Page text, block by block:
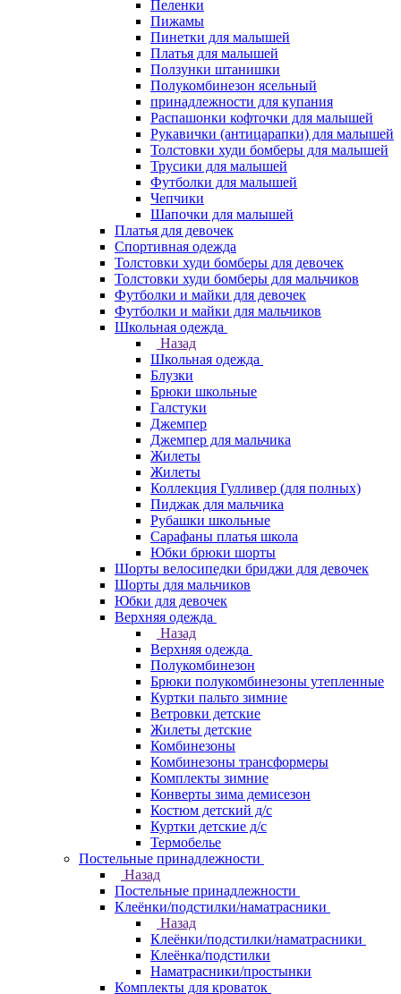
Пеленки
Пижамы
Пинетки для малышей
Платья для малышей
Ползунки штанишки
Полукомбинезон ясельный
принадлежности для купания
Распашонки кофточки для малышей
Рукавички (антицарапки) для малышей
Толстовки худи бомберы для малышей
Трусики для малышей
Футболки для малышей
Чепчики
Шапочки для малышей
Платья для девочек
Спортивная одежда
Толстовки худи бомберы для девочек
Толстовки худи бомберы для мальчиков
Футболки и майки для девочек
Футболки и майки для мальчиков
Школьная одежда
Назад
Школьная одежда
Блузки
Брюки школьные
Галстуки
Джемпер
Джемпер для мальчика
Жилеты
Жилеты
Коллекция Гулливер (для полных)
Пиджак для мальчика
Рубашки школьные
Сарафаны платья школа
Юбки брюки шорты
Шорты велосипедки бриджи для девочек
Шорты для мальчиков
Юбки для девочек
Верхняя одежда
Назад
Верхняя одежда
Полукомбинезон
Брюки полукомбинезоны утепленные
Куртки пальто зимние
Ветровки детские
Жилеты детские
Комбинезоны
Комбинезоны трансформеры
Комплекты зимние
Конверты зима демисезон
Костюм детский д/с
Куртки детские д/с
Термобелье
Постельные принадлежности
Назад
Постельные принадлежности
Клеёнки/подстилки/наматрасники
Назад
Клеёнки/подстилки/наматрасники
Клеёнка/подстилки
Наматрасники/простынки
Комплекты для кроваток